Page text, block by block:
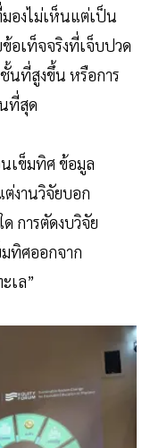
องไม่เห็นแต่เป็น
อเท็จจริงที่เจ็บปวด
นที่สูงขึ้น หรือการ
ที่สุด
เข็มทิศ ข้อมูล
ต่งานวิจัยบอก
การตัดงบวิจัย
ทิศออกจาก
เล”